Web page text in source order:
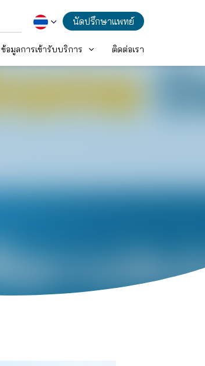
นัดปรึกษาแพทย์
ข้อมูลการเข้ารับบริการ ติดต่อเรา